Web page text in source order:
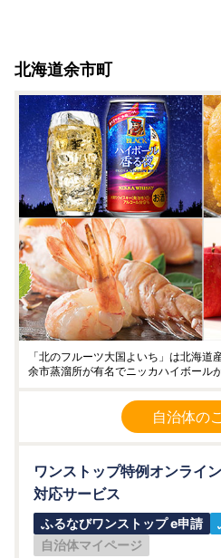
北海道余市町
「北のフルーツ大国よいち」は北海
余市蒸溜所が有名でニッカハイボール
自治体の
ワンストップ特例オンライ
対応サービス
ふるなびワンストップ e申請
自治体マイページ